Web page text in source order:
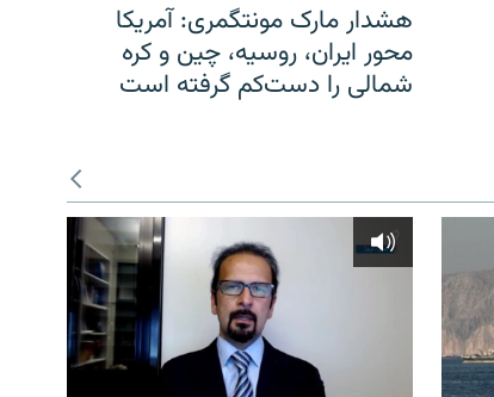
هشدار مارک مونتگمری: آمریکا
محور ایران، روسیه، چین و کره
شمالی را دست‌کم گرفته است